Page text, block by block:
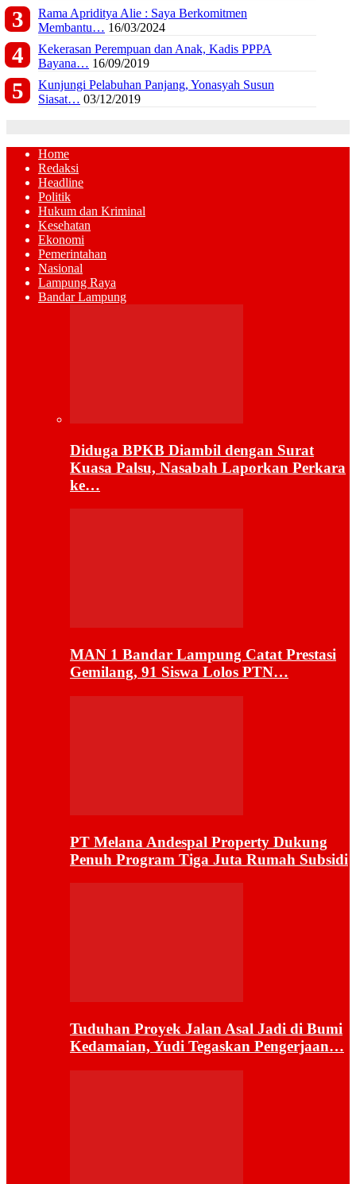
Rama Apriditya Alie : Saya Berkomitmen
Membantu… 16/03/2024
Kekerasan Perempuan dan Anak, Kadis PPPA
Bayana… 16/09/2019
Kunjungi Pelabuhan Panjang, Yonasyah Susun
Siasat… 03/12/2019
Home
Redaksi
Headline
Politik
Hukum dan Kriminal
Kesehatan
Ekonomi
Pemerintahan
Nasional
Lampung Raya
Bandar Lampung
Diduga BPKB Diambil dengan Surat
Kuasa Palsu, Nasabah Laporkan Perkara
ke…
MAN 1 Bandar Lampung Catat Prestasi
Gemilang, 91 Siswa Lolos PTN…
PT Melana Andespal Property Dukung
Penuh Program Tiga Juta Rumah Subsidi
Tuduhan Proyek Jalan Asal Jadi di Bumi
Kedamaian, Yudi Tegaskan Pengerjaan…